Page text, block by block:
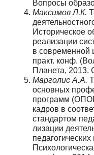
Вопросы
Максимов Л.К.
Историческое
реализации
в со­временной
практ. конф.
Планета, 2013.
Марголис А.А.
основных
программ
кадров в
стандартом
лизации